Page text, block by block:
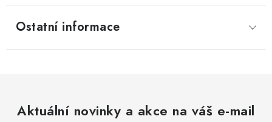
Ostatní informace
Aktuální novinky a akce na váš e-mail